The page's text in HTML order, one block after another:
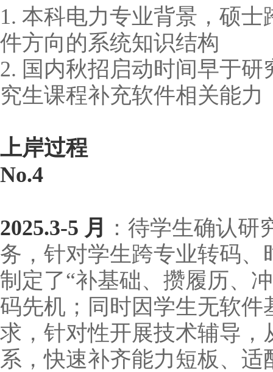
1. 本科电力专业背景，硕
件方向的系统知识结构
2. 国内秋招启动时间早于
究生课程补充软件相关能力
上岸过程
No.4
2025.3-5 月
：待学生确认研
务，针对学生跨专业转码
制定了“补基础、攒履历、
码先机；同时因学生无软
求，针对性开展技术辅导
系，快速补齐能力短板、适